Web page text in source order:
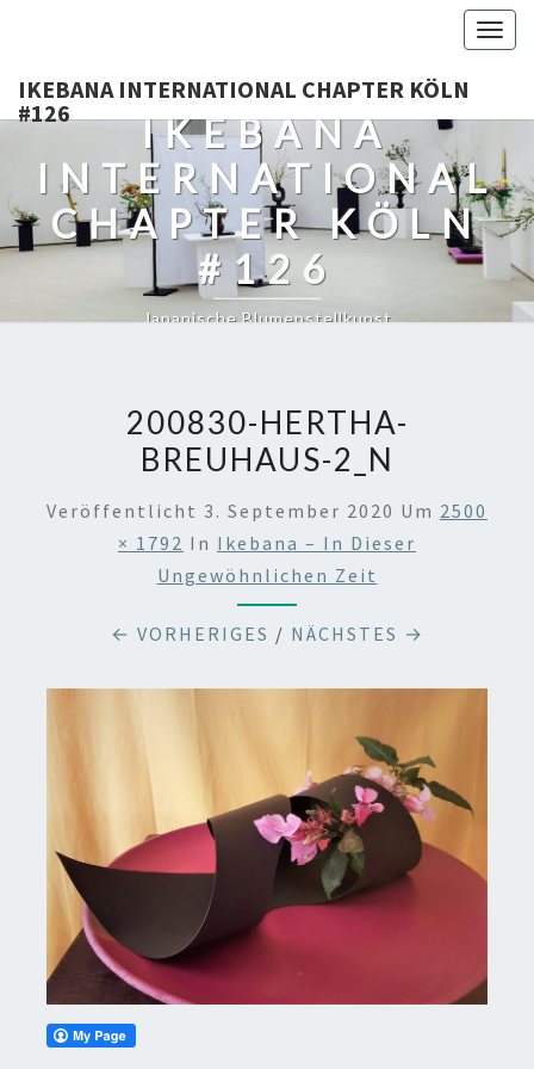
IKEBANA INTERNATIONAL CHAPTER KÖLN
#126
IKEBANA
INTERNATIONAL
CHAPTER KÖLN
#126
Japanische Blumenstellkunst
200830-HERTHA-
BREUHAUS-2_N
Veröffentlicht 3. September 2020 Um 2500
× 1792 In Ikebana – In Dieser
Ungewöhnlichen Zeit
← VORHERIGES / NÄCHSTES →